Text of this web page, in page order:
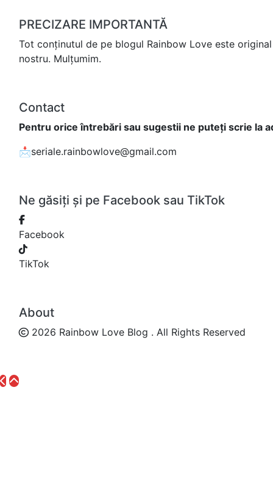
PRECIZARE IMPORTANTĂ
Tot conținutul de pe blogul Rainbow Love este
nostru. Mulțumim.
Contact
Pentru orice întrebări sau sugestii ne puteți scrie la
📩seriale.rainbowlove@gmail.com
Ne găsiți și pe Facebook sau TikTok
Facebook
TikTok
About
2026 Rainbow Love Blog . All Rights Reserved